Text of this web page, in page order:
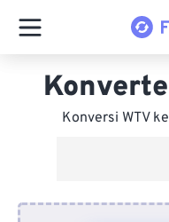
Konversi WTV